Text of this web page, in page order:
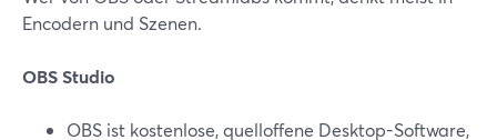
Encodern und Szenen.
OBS Studio
OBS ist kostenlose, quelloffene Desktop-Software,